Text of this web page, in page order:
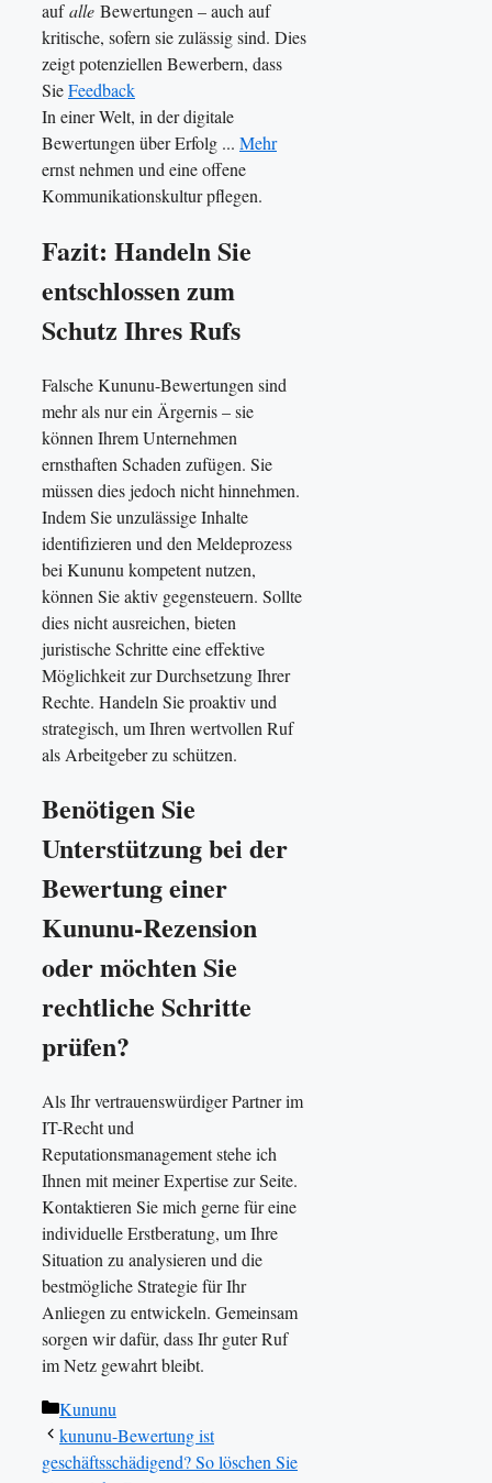
aufalle Bewertungen – auch auf
kritische, sofern sie zulässig sind. Dies
zeigt potenziellen Bewerbern, dass
SieFeedback
In einer Welt, in der digitale
Bewertungen über Erfolg ... Mehr
ernst nehmen und eine offene
Kommunikationskultur pflegen.
Fazit: Handeln Sie
entschlossen zum
Schutz Ihres Rufs
Falsche Kununu-Bewertungen sind
mehr als nur ein Ärgernis – sie
können Ihrem Unternehmen
ernsthaften Schaden zufügen. Sie
müssen dies jedoch nicht hinnehmen.
Indem Sie unzulässige Inhalte
identifizieren und den Meldeprozess
bei Kununu kompetent nutzen,
können Sie aktiv gegensteuern. Sollte
dies nicht ausreichen, bieten
juristische Schritte eine effektive
Möglichkeit zur Durchsetzung Ihrer
Rechte. Handeln Sie proaktiv und
strategisch, um Ihren wertvollen Ruf
als Arbeitgeber zu schützen.
Benötigen Sie
Unterstützung bei der
Bewertung einer
Kununu-Rezension
oder möchten Sie
rechtliche Schritte
prüfen?
Als Ihr vertrauenswürdiger Partner im
IT-Recht und
Reputationsmanagement stehe ich
Ihnen mit meiner Expertise zur Seite.
Kontaktieren Sie mich gerne für eine
individuelle Erstberatung, um Ihre
Situation zu analysieren und die
bestmögliche Strategie für Ihr
Anliegen zu entwickeln. Gemeinsam
sorgen wir dafür, dass Ihr guter Ruf
im Netz gewahrt bleibt.
Kategorien
Kununu
kununu-Bewertung ist
geschäftsschädigend? So löschen Sie